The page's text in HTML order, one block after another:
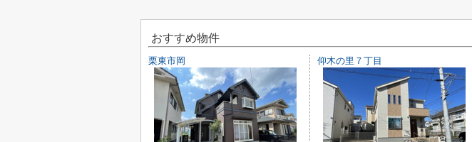
おすすめ物件
栗東市岡 仰木の里７丁目